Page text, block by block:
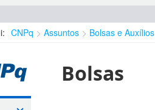
CNPq Assuntos Bolsas e Auxílios
Bolsas